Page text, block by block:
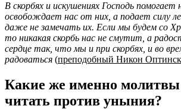
В скорбях и искушениях Господь
освобождает нас от них, а подает силу
даже не замечать их. Если мы будем со
то никакая скорбь нас не смутит, а
сердце так, что мы и при скорбях, и во
радоваться (преподобный Никон
Какие же именно молитвы
читать против уныния?